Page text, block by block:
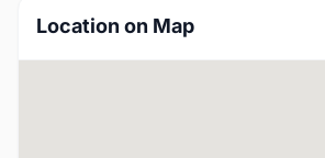
Location on Map